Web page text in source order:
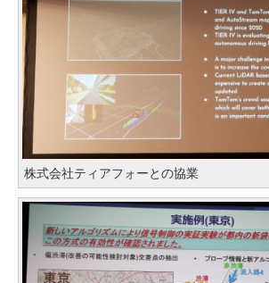
株式会社ティアフォーとの協業